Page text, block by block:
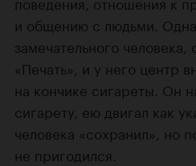
и общению с людьми.
замечательного человека,
«Печать», и у него центр
на кончике сигареты. Он
сигарету, ею двигал как
человека «сохранил», но
не пригодился.